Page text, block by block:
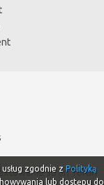
stron Toruń
zgodnie z Polityką
lub dostępu do